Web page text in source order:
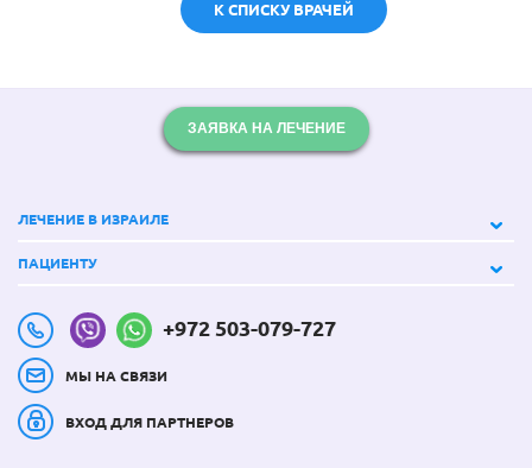
К СПИСКУ ВРАЧЕЙ
ЗАЯВКА НА ЛЕЧЕНИЕ
ЛЕЧЕНИЕ В ИЗРАИЛЕ
ПАЦИЕНТУ
+972 503-079-727
МЫ НА СВЯЗИ
ВХОД ДЛЯ ПАРТНЕРОВ